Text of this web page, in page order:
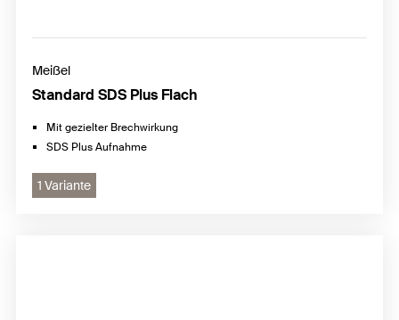
Meißel
Standard SDS Plus Flach
Mit gezielter Brechwirkung
SDS Plus Aufnahme
1 Variante